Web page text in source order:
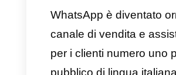
B2B
Errore comune
di un CRM per
Conclusione